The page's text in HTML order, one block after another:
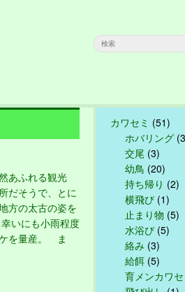
あふれる観光
だそうで、とに
方の太古の姿を
いにも小雨程度
を量産。 ま
カワセミ (51)
ホバリング
交尾 (3)
幼鳥 (20)
持ち帰り (2)
横飛び (1)
止まり物 (5)
水浴び (5)
絡み (3)
給餌 (5)
育メンカワセ